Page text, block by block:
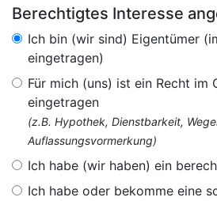
Berechtigtes Interesse
Ich bin (wir sind) Eigentümer
eingetragen)
Für mich (uns) ist ein Recht im
eingetragen
(z.B. Hypothek, Dienstbarkeit,
Auflassungsvormerkung)
Ich habe (wir haben) ein
Ich habe oder bekomme eine